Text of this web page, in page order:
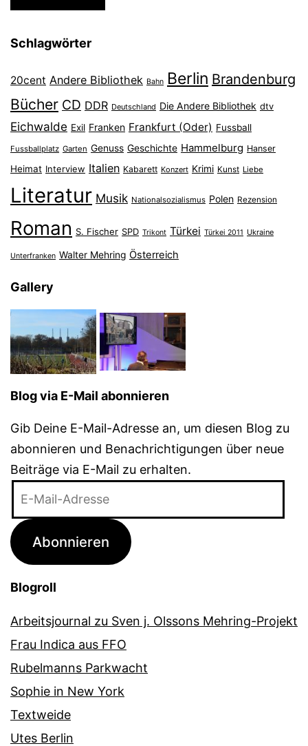
Schlagwörter
20cent Andere Bibliothek Bahn Berlin Brandenburg
Bücher CD DDR Deutschland Die Andere Bibliothek dtv
Eichwalde Exil Franken Frankfurt (Oder) Fussball
Fussballplatz Garten Genuss Geschichte Hammelburg Hanser
Heimat Interview Italien Kabarett Konzert Krimi Kunst Liebe
Literatur Musik Nationalsozialismus Polen Rezension
Roman S. Fischer SPD Trikont Türkei Türkei 2011 Ukraine
Unterfranken Walter Mehring Österreich
Gallery
Blog via E-Mail abonnieren
Gib Deine E-Mail-Adresse an, um diesen Blog zu
abonnieren und Benachrichtigungen über neue
Beiträge via E-Mail zu erhalten.
Adresse
Abonnieren
Blogroll
Arbeitsjournal zu Sven j. Olssons Mehring-Projekt
Frau Indica aus FFO
Rubelmanns Parkwacht
Sophie in New York
Textweide
Utes Berlin